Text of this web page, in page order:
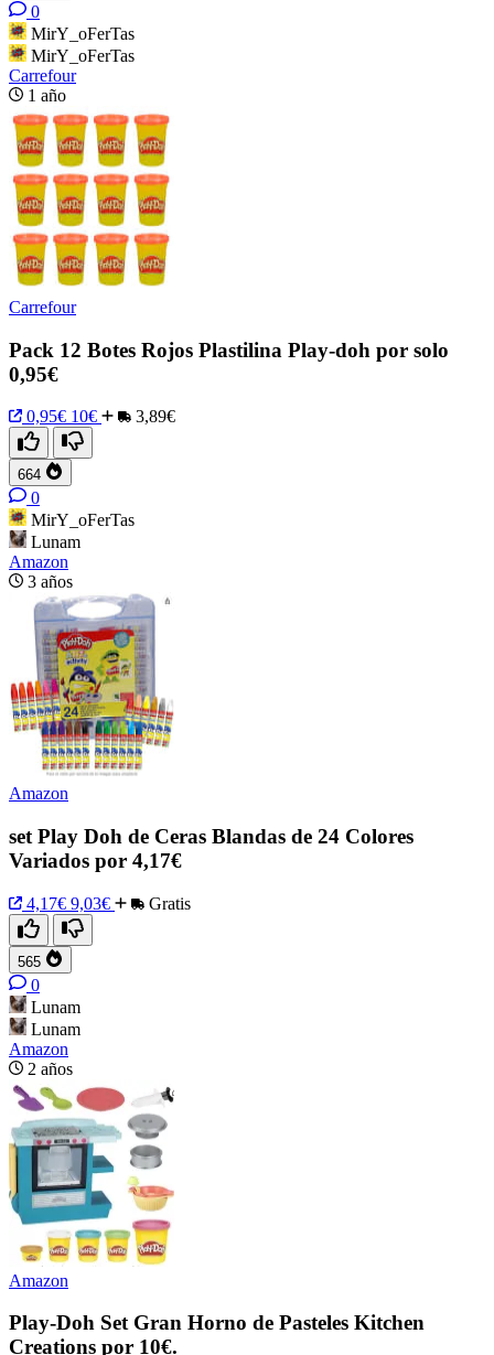
0
MirY_oFerTas
MirY_oFerTas
Carrefour
1 año
Carrefour
Pack 12 Botes Rojos Plastilina Play-doh por solo
0,95€
0,95€ 10€ 3,89€
664
0
MirY_oFerTas
Lunam
Amazon
3 años
Amazon
set Play Doh de Ceras Blandas de 24 Colores
Variados por 4,17€
4,17€ 9,03€ Gratis
565
0
Lunam
Lunam
Amazon
2 años
Amazon
Play-Doh Set Gran Horno de Pasteles Kitchen
Creations por 10€.